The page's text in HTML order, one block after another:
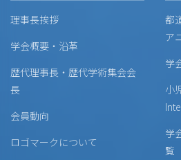
理事長挨拶
学会概要・沿革
歴代理事長・歴代学術集会会
長
会員動向
ロゴマークについて
都
ア
学
小
学
覧